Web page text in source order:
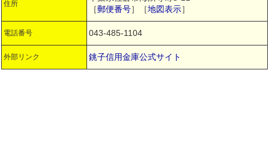
住所
［郵便番号］［地図表示］
電話番号 043-485-1104
外部リンク 銚子信用金庫公式サイト